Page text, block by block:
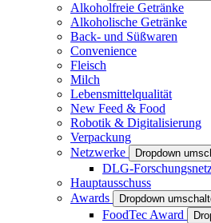
Alkoholfreie Getränke
Alkoholische Getränke
Back- und Süßwaren
Convenience
Fleisch
Milch
Lebensmittelqualität
New Feed & Food
Robotik & Digitalisierung
Verpackung
Netzwerke
Dropdown
DLG-
Hauptausschuss
Awards
Dropdown
FoodTec Award